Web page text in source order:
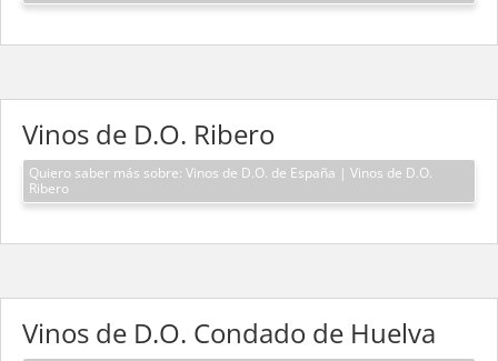
Vinos de D.O. Ribero
Quiero saber más sobre: Vinos de D.O. de España | Vinos de D.O.
Ribero
Vinos de D.O. Condado de Huelva